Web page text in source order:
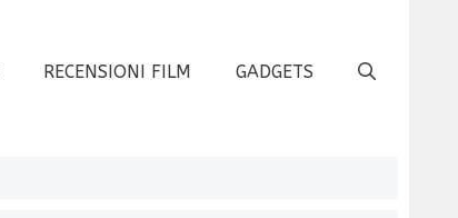
RECENSIONI FILM GADGETS